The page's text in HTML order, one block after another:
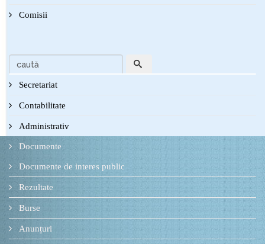
Comisii
Secretariat
Contabilitate
Administrativ
Documente
Documente de interes public
Rezultate
Burse
Anunțuri